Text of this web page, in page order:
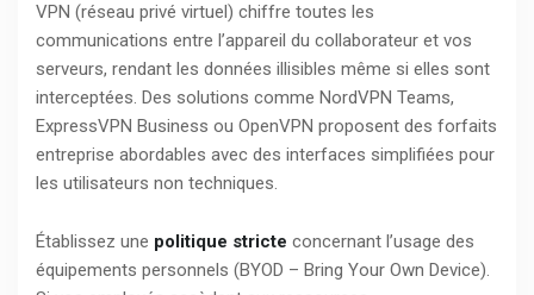
VPN (réseau privé virtuel) chiffre toutes les
communications entre l’appareil du collaborateur et vos
serveurs, rendant les données illisibles même si elles sont
interceptées. Des solutions comme NordVPN Teams,
ExpressVPN Business ou OpenVPN proposent des forfaits
entreprise abordables avec des interfaces simplifiées pour
les utilisateurs non techniques.
Établissez une politique stricte concernant l’usage des
équipements personnels (BYOD – Bring Your Own Device).